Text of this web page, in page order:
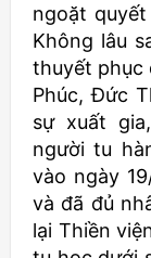
ngoặt
Không lâu
thuyết phục
Phúc, Đức
sự xuất
người tu
vào ngày
và đã đủ
lại Thiền